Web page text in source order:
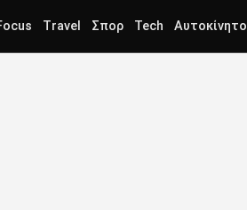
Travel Σπορ Tech Αυτοκίνητο